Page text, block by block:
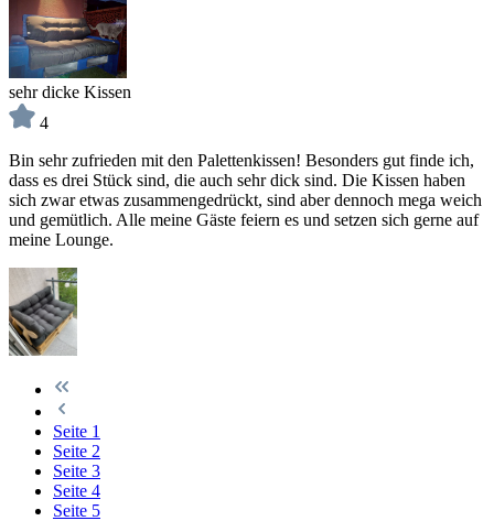
sehr dicke Kissen
4
Bin sehr zufrieden mit den Palettenkissen! Besonders gut finde ich,
dass es drei Stück sind, die auch sehr dick sind. Die Kissen haben
sich zwar etwas zusammengedrückt, sind aber dennoch mega weich
und gemütlich. Alle meine Gäste feiern es und setzen sich gerne auf
meine Lounge.
Seite 1
Seite 2
Seite 3
Seite 4
Seite 5